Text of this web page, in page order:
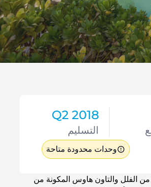
Q2 2018
التسليم
وحدات محدودة متاحة
الفلل والتاون هاوس المكونة من